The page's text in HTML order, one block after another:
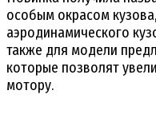
особым окрасом
аэродинамического
также для модели
которые позволят
мотору.